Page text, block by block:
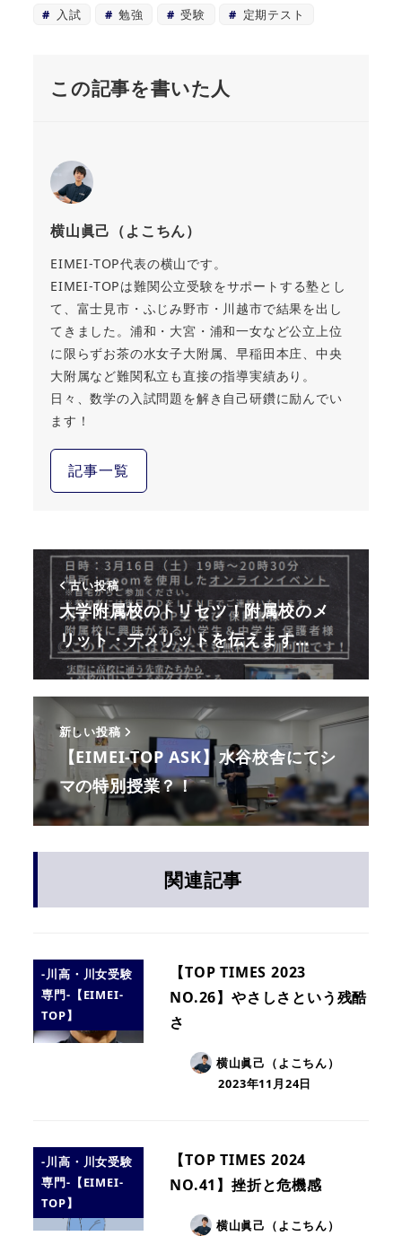
入試 勉強 受験 定期テスト
この記事を書いた人
横山眞己（よこちん）
EIMEI-TOP代表の横山です。
EIMEI-TOPは難関公立受験をサポートする塾とし
て、富士見市・ふじみ野市・川越市で結果を出し
てきました。浦和・大宮・浦和一女など公立上位
に限らずお茶の水女子大附属、早稲田本庄、中央
大附属など難関私立も直接の指導実績あり。
日々、数学の入試問題を解き自己研鑽に励んでい
ます！
記事一覧
古い投稿
大学附属校のトリセツ！附属校のメ
リット・デメリットを伝えます…
新しい投稿
【EIMEI-TOP ASK】水谷校舎にてシ
マの特別授業？！
関連記事
-川高・川女受験
専門-【EIMEI-
TOP】
【TOP TIMES 2023
NO.26】やさしさという残酷
さ
横山眞己（よこちん）
2023年11月24日
-川高・川女受験
専門-【EIMEI-
TOP】
【TOP TIMES 2024
NO.41】挫折と危機感
横山眞己（よこちん）